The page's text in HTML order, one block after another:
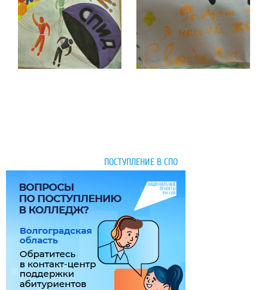
ПОСТУПЛЕНИЕ В СПО